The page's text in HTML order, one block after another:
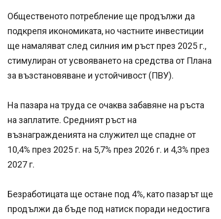
Общественото потребление ще продължи да
подкрепя икономиката, но частните инвестиции
ще намаляват след силния им ръст през 2025 г.,
стимулиран от усвояването на средства от Плана
за възстановяване и устойчивост (ПВУ).
На пазара на труда се очаква забавяне на ръста
на заплатите. Средният ръст на
възнагражденията на служител ще спадне от
10,4% през 2025 г. на 5,7% през 2026 г. и 4,3% през
2027 г.
Безработицата ще остане под 4%, като пазарът ще
продължи да бъде под натиск поради недостига